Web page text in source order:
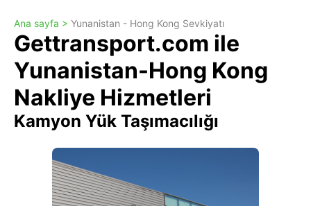
Ana sayfa > Yunanistan - Hong Kong Sevkiyatı
Gettransport.com ile
Yunanistan-Hong Kong
Nakliye Hizmetleri
Kamyon Yük Taşımacılığı